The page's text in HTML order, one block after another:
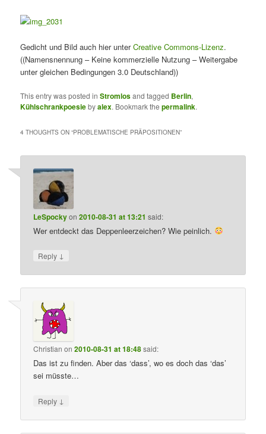
Gedicht und Bild auch hier unterCreative Commons-Lizenz.
((Namensnennung – Keine kommerzielle Nutzung – Weitergabe
unter gleichen Bedingungen 3.0 Deutschland))
This entry was posted inStromlosand tagged Berlin,
Kühlschrankpoesiebyalex. Bookmark thepermalink.
4 THOUGHTS ON “PROBLEMATISCHE PRÄPOSITIONEN”
LeSpockyon2010-08-31 at 13:21 said:
Wer entdeckt das Deppenleerzeichen? Wie peinlich.
Reply ↓
Christian on2010-08-31 at 18:48said:
Das ist zu finden. Aber das ‘dass’, wo es doch das ‘das’
sei müsste…
Reply ↓